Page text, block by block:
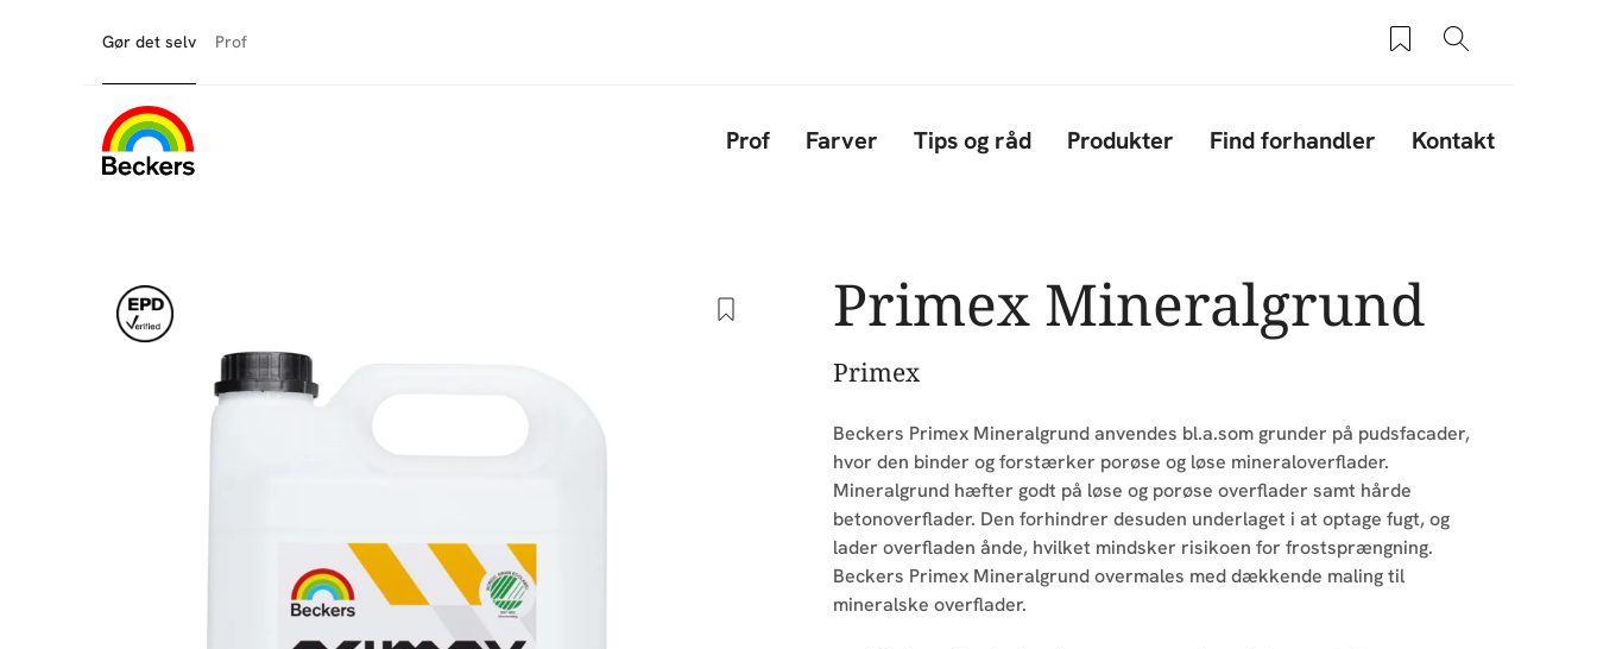
Gør det selv Prof Saved products
Søg
Prof Farver Tips og råd Produkter Find forhandler Kontakt
Primex Mineralgrund
Primex
Beckers Primex Mineralgrund anvendes bl.a.som grunder på pudsfacader,
hvor den binder og forstærker porøse og løse mineraloverflader.
Mineralgrund hæfter godt på løse og porøse overflader samt hårde
betonoverflader. Den forhindrer desuden underlaget i at optage fugt, og
lader overfladen ånde, hvilket mindsker risikoen for frostsprængning.
Beckers Primex Mineralgrund overmales med dækkende maling til
mineralske overflader.